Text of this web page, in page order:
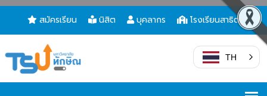
สมัครเรียน นิสิต บุคลากร โรงเรียนสาธิต
TH